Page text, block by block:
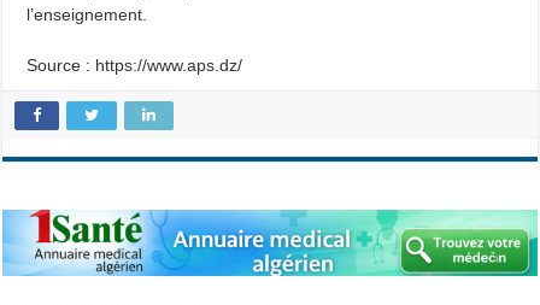
l’enseignement.
Source : https://www.aps.dz/